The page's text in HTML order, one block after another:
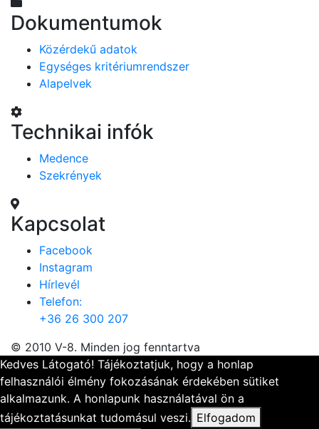
Dokumentumok
Közérdekű adatok
Egységes kritériumrendszer
Alapelvek
Technikai infók
Medence
Szekrények
Kapcsolat
Facebook
Instagram
Hírlevél
Telefon:
+36 26 300 207
© 2010 V-8. Minden jog fenntartva
Kedves Látogató! Tájékoztatjuk, hogy a honlap
felhasználói élmény fokozásának érdekében sütiket
alkalmazunk. A honlapunk használatával ön a
tájékoztatásunkat tudomásul veszi. Elfogadom